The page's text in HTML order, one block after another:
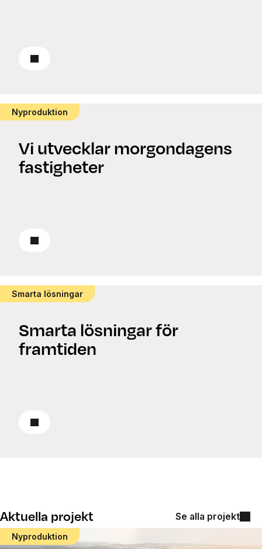
Läs om renovering
Nyproduktion
Vi utvecklar morgondagens
fastigheter
Läs om nyproduktion
Smarta lösningar
Smarta lösningar för
framtiden
Läs om smarta lösningar
Aktuella projekt Se alla projekt
Nyproduktion